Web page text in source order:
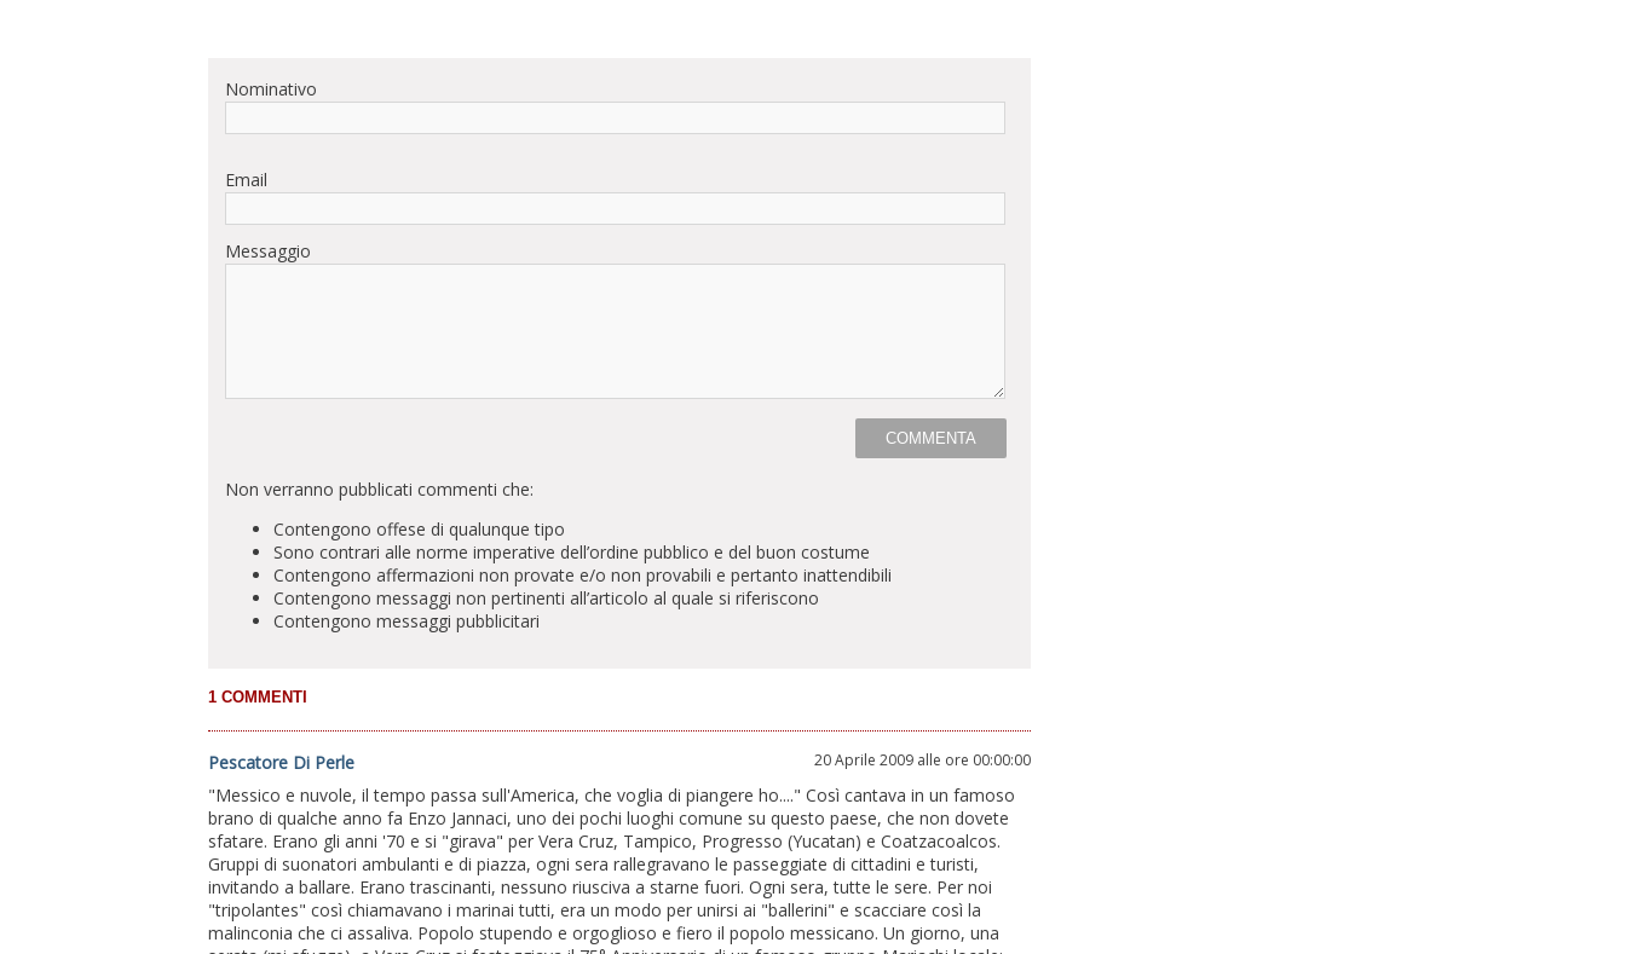
Nominativo
Email
Messaggio
Non verranno pubblicati commenti che:
Contengono offese di qualunque tipo
Sono contrari alle norme imperative dell’ordine pubblico e del buon costume
Contengono affermazioni non provate e/o non provabili e pertanto inattendibili
Contengono messaggi non pertinenti all’articolo al quale si riferiscono
Contengono messaggi pubblicitari
Pescatore Di Perle 20 Aprile 2009 alle ore 00:00:00
"Messico e nuvole, il tempo passa sull'America, che voglia di piangere ho...." Così cantava in un famoso
brano di qualche anno fa Enzo Jannaci, uno dei pochi luoghi comune su questo paese, che non dovete
sfatare. Erano gli anni '70 e si "girava" per Vera Cruz, Tampico, Progresso (Yucatan) e Coatzacoalcos.
Gruppi di suonatori ambulanti e di piazza, ogni sera rallegravano le passeggiate di cittadini e turisti,
invitando a ballare. Erano trascinanti, nessuno riusciva a starne fuori. Ogni sera, tutte le sere. Per noi
"tripolantes" così chiamavano i marinai tutti, era un modo per unirsi ai "ballerini" e scacciare così la
malinconia che ci assaliva. Popolo stupendo e orgoglioso e fiero il popolo messicano. Un giorno, una